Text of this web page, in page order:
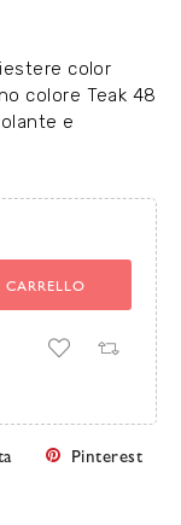
color
colore Teak 48
e
Pinterest